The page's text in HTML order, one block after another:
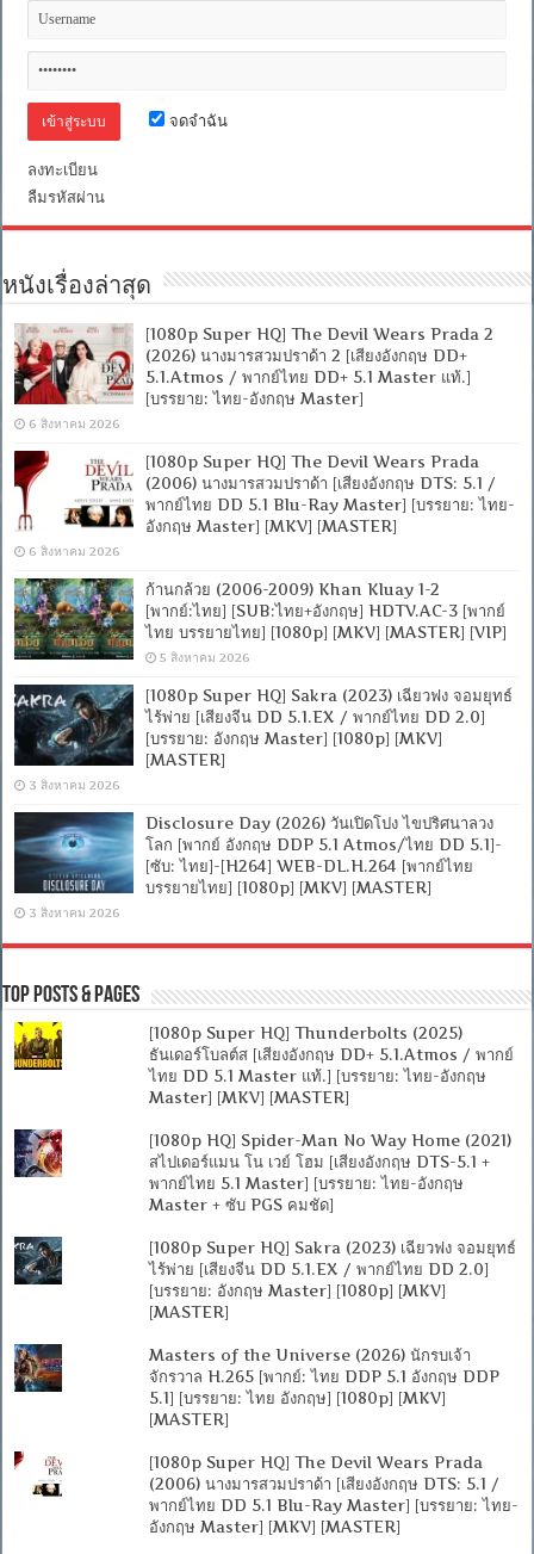
จดจำฉัน
ลงทะเบียน
ลืมรหัสผ่าน
หนังเรื่องล่าสุด
[1080p Super HQ] The Devil Wears Prada 2
(2026) นางมารสวมปราด้า 2 [เสียงอังกฤษ DD+
5.1.Atmos / พากย์ไทย DD+ 5.1 Master แท้.]
[บรรยาย: ไทย-อังกฤษ Master]
6 สิงหาคม 2026
[1080p Super HQ] The Devil Wears Prada
(2006) นางมารสวมปราด้า [เสียงอังกฤษ DTS: 5.1 /
พากย์ไทย DD 5.1 Blu-Ray Master] [บรรยาย: ไทย-
อังกฤษ Master] [MKV] [MASTER]
6 สิงหาคม 2026
ก้านกล้วย (2006-2009) Khan Kluay 1-2
[พากย์:ไทย] [SUB:ไทย+อังกฤษ] HDTV.AC-3 [พากย์
ไทย บรรยายไทย] [1080p] [MKV] [MASTER] [VIP]
5 สิงหาคม 2026
[1080p Super HQ] Sakra (2023) เฉียวฟง จอมยุทธ์
ไร้พ่าย [เสียงจีน DD 5.1.EX / พากย์ไทย DD 2.0]
[บรรยาย: อังกฤษ Master] [1080p] [MKV]
[MASTER]
3 สิงหาคม 2026
Disclosure Day (2026) วันเปิดโปง ไขปริศนาลวง
โลก [พากย์ อังกฤษ DDP 5.1 Atmos/ไทย DD 5.1]-
[ซับ: ไทย]-[H264] WEB-DL.H.264 [พากย์ไทย
บรรยายไทย] [1080p] [MKV] [MASTER]
3 สิงหาคม 2026
Top Posts & Pages
[1080p Super HQ] Thunderbolts (2025)
ธันเดอร์โบลต์ส [เสียงอังกฤษ DD+ 5.1.Atmos / พากย์
ไทย DD 5.1 Master แท้.] [บรรยาย: ไทย-อังกฤษ
Master] [MKV] [MASTER]
[1080p HQ] Spider-Man No Way Home (2021)
สไปเดอร์แมน โน เวย์ โฮม [เสียงอังกฤษ DTS-5.1 +
พากย์ไทย 5.1 Master] [บรรยาย: ไทย-อังกฤษ
Master + ซับ PGS คมชัด]
[1080p Super HQ] Sakra (2023) เฉียวฟง จอมยุทธ์
ไร้พ่าย [เสียงจีน DD 5.1.EX / พากย์ไทย DD 2.0]
[บรรยาย: อังกฤษ Master] [1080p] [MKV]
[MASTER]
Masters of the Universe (2026) นักรบเจ้า
จักรวาล H.265 [พากย์: ไทย DDP 5.1 อังกฤษ DDP
5.1] [บรรยาย: ไทย อังกฤษ] [1080p] [MKV]
[MASTER]
[1080p Super HQ] The Devil Wears Prada
(2006) นางมารสวมปราด้า [เสียงอังกฤษ DTS: 5.1 /
พากย์ไทย DD 5.1 Blu-Ray Master] [บรรยาย: ไทย-
อังกฤษ Master] [MKV] [MASTER]